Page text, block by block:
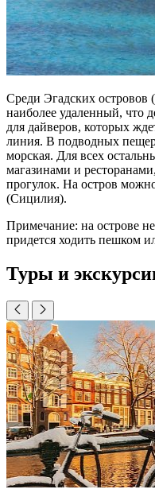
Среди Эгадских
наиболее удаленный, что
для дайверов, которых
линия. В подводных
морская. Для всех
магазинами и
прогулок. На остров
(Сицилия).
Примечание: на острове
придется ходить пешком
Туры и